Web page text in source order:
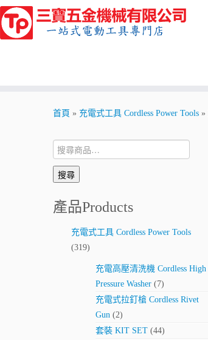
Skip
to
content
首頁 » 充電式工具 Cordless Power Tools »
搜
尋:
搜尋
產品Products
充電式工具 Cordless Power Tools
(319)
充電高壓清洗機 Cordless High
Pressure Washer (7)
充電式拉釘槍 Cordless Rivet
Gun (2)
套裝 KIT SET (44)